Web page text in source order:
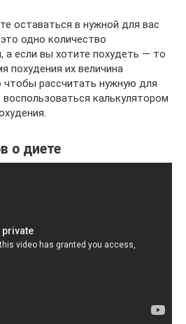
оставаться в нужной для вас
одно количество
а если вы хотите похудеть — то
похудения их величина
чтобы рассчитать нужную для
калькулятором
о диете